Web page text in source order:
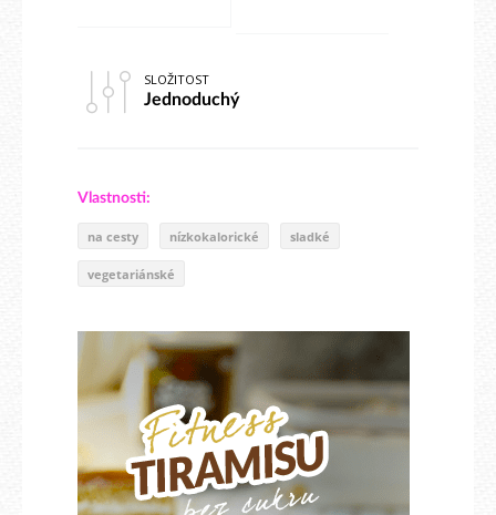
SLOŽITOST
Jednoduchý
Vlastnosti:
na cesty nízkokalorické sladké
vegetariánské